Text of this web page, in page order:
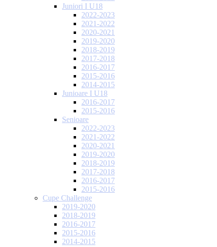
Juniori I U18
2022-2023
2021-2022
2020-2021
2019-2020
2018-2019
2017-2018
2016-2017
2015-2016
2014-2015
Junioare I U18
2016-2017
2015-2016
Senioare
2022-2023
2021-2022
2020-2021
2019-2020
2018-2019
2017-2018
2016-2017
2015-2016
Cupe Challenge
2019-2020
2018-2019
2016-2017
2015-2016
2014-2015